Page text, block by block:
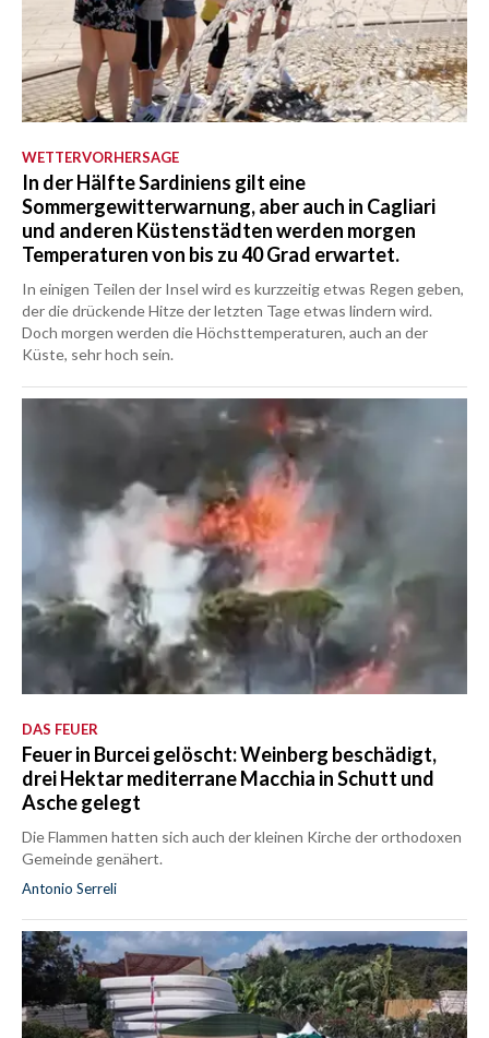
WETTERVORHERSAGE
In der Hälfte Sardiniens gilt eine
Sommergewitterwarnung, aber auch in Cagliari
und anderen Küstenstädten werden morgen
Temperaturen von bis zu 40 Grad erwartet.
In einigen Teilen der Insel wird es kurzzeitig etwas Regen geben,
der die drückende Hitze der letzten Tage etwas lindern wird.
Doch morgen werden die Höchsttemperaturen, auch an der
Küste, sehr hoch sein.
DAS FEUER
Feuer in Burcei gelöscht: Weinberg beschädigt,
drei Hektar mediterrane Macchia in Schutt und
Asche gelegt
Die Flammen hatten sich auch der kleinen Kirche der orthodoxen
Gemeinde genähert.
Antonio Serreli